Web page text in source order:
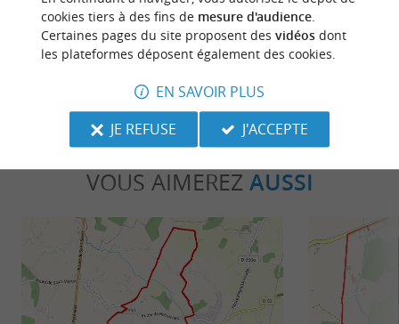
vallonnées et ...
102 m - Samadet
séculaire autour
2,0 km -
VOUS AIMEREZ AUSSI
cookies tiers à des fins de mesure d'audience.
Certaines pages du site proposent des vidéosdont
les plateformes déposent également des cookies.
EN SAVOIR PLUS
JE REFUSE
J'ACCEPTE